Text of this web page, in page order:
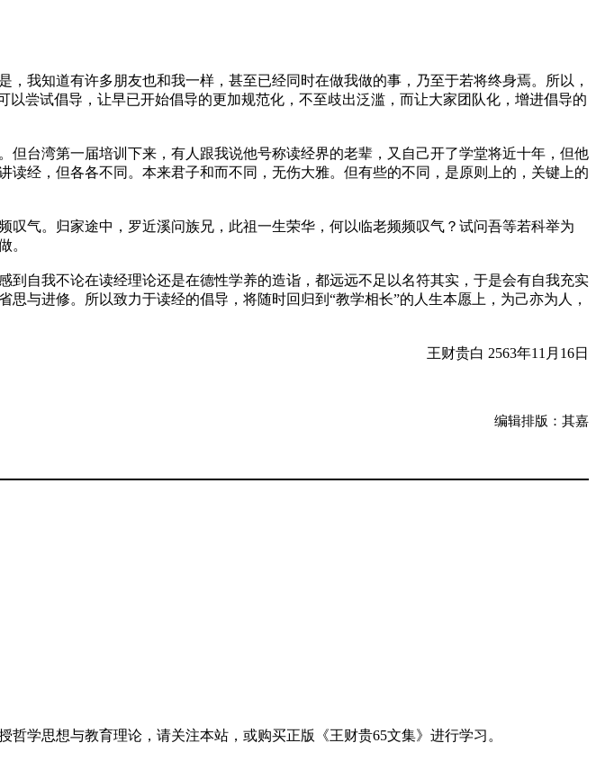
我知道有许多朋友也和我一样，甚至已经同时在做我做的事，乃至于若将终身焉。所以，
尝试倡导，让早已开始倡导的更加规范化，不至歧出泛滥，而让大家团队化，增进倡导的
台湾第一届培训下来，有人跟我说他号称读经界的老辈，又自己开了学堂将近十年，但他
经，但各各不同。本来君子和而不同，无伤大雅。但有些的不同，是原则上的，关键上的
气。归家途中，罗近溪问族兄，此祖一生荣华，何以临老频频叹气？试问吾等若科举为
。
自我不论在读经理论还是在德性学养的造诣，都远远不足以名符其实，于是会有自我充实
与进修。所以致力于读经的倡导，将随时回归到“教学相长”的人生本愿上，为己亦为人，
王财贵白 2563年11月16日
编辑排版：其嘉
学思想与教育理论，请关注本站，或购买正版《王财贵65文集》进行学习。